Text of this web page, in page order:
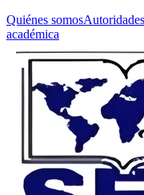
Quiénes somosAutoridades
académica